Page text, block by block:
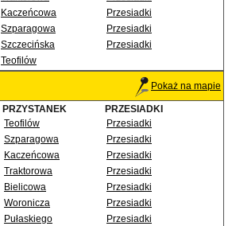
Kaczeńcowa
Przesiadki
Szparagowa
Przesiadki
Szczecińska
Przesiadki
Teofilów
Pokaż na mapie
PRZYSTANEK
PRZESIADKI
Teofilów
Przesiadki
Szparagowa
Przesiadki
Kaczeńcowa
Przesiadki
Traktorowa
Przesiadki
Bielicowa
Przesiadki
Woronicza
Przesiadki
Pułaskiego
Przesiadki